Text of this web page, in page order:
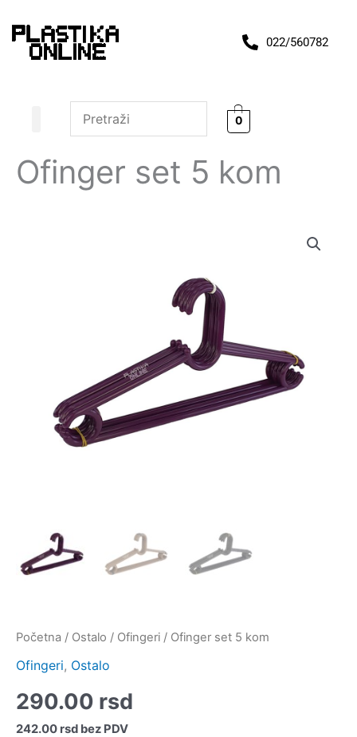
na
sadržaj
022/560782
0
Ofinger set 5 kom
Početna / Ostalo / Ofingeri / Ofinger set 5 kom
Ofingeri, Ostalo
290.00 rsd
242.00 rsd bez PDV